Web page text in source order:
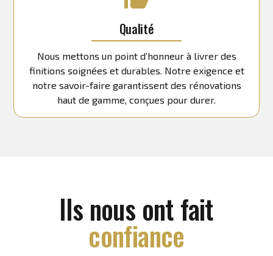
Qualité
Nous mettons un point d’honneur à livrer des
finitions soignées et durables. Notre exigence et
notre savoir-faire garantissent des rénovations
haut de gamme, conçues pour durer.
Ils nous ont fait
confiance